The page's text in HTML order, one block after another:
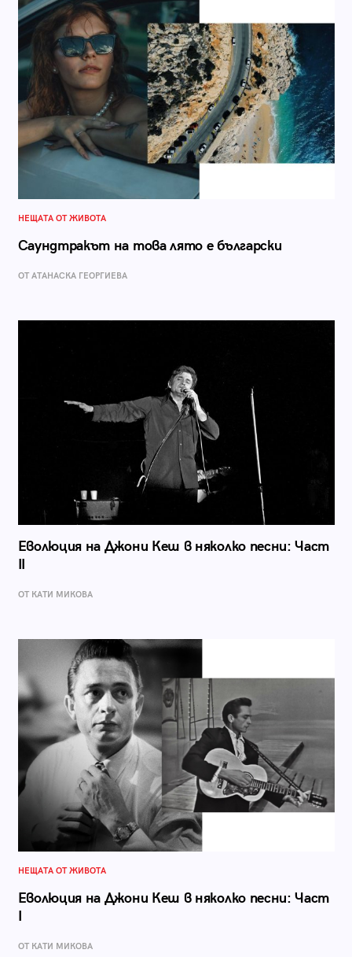
НЕЩАТА ОТ ЖИВОТА
Саундтракът на това лято е български
ОТ АТАНАСКА ГЕОРГИЕВА
Еволюция на Джони Кеш в няколко песни: Част
ОТ КАТИ МИКОВА
НЕЩАТА ОТ ЖИВОТА
Еволюция на Джони Кеш в няколко песни: Част
I
ОТ КАТИ МИКОВА